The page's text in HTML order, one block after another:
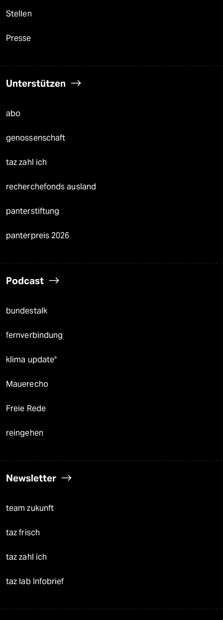
Stellen
Presse
Unterstützen
abo
genossenschaft
taz zahl ich
recherchefonds ausland
panterstiftung
panterpreis 2026
Podcast
bundestalk
fernverbindung
klima update°
Mauerecho
Freie Rede
reingehen
Newsletter
team zukunft
taz frisch
taz zahl ich
taz lab Infobrief